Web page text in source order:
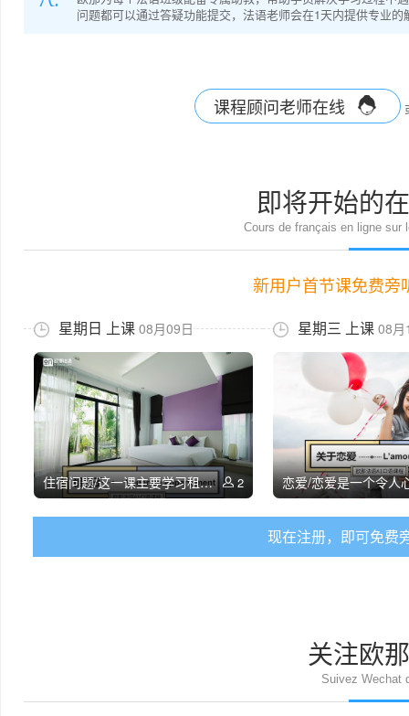
问题都可以通过答疑功能提交，法语老师会在1天内提供专业的
课程顾问老师在线
即将开始的
Cours de français en ligne sur
新用户首节课免费旁
星期日 上课 08月09日
住宿问题/这一课主要学习租房子时需要用到的各种法语词汇和句型。其中牵涉到公寓的各个主要房间的说法（客厅、卧室、厕所、厨房等），各种常见家具的说法，以及租房时使用的常见句型。 2
星期三 上课 08月
现在注册，即可免费
关注欧
Suivez Wechat